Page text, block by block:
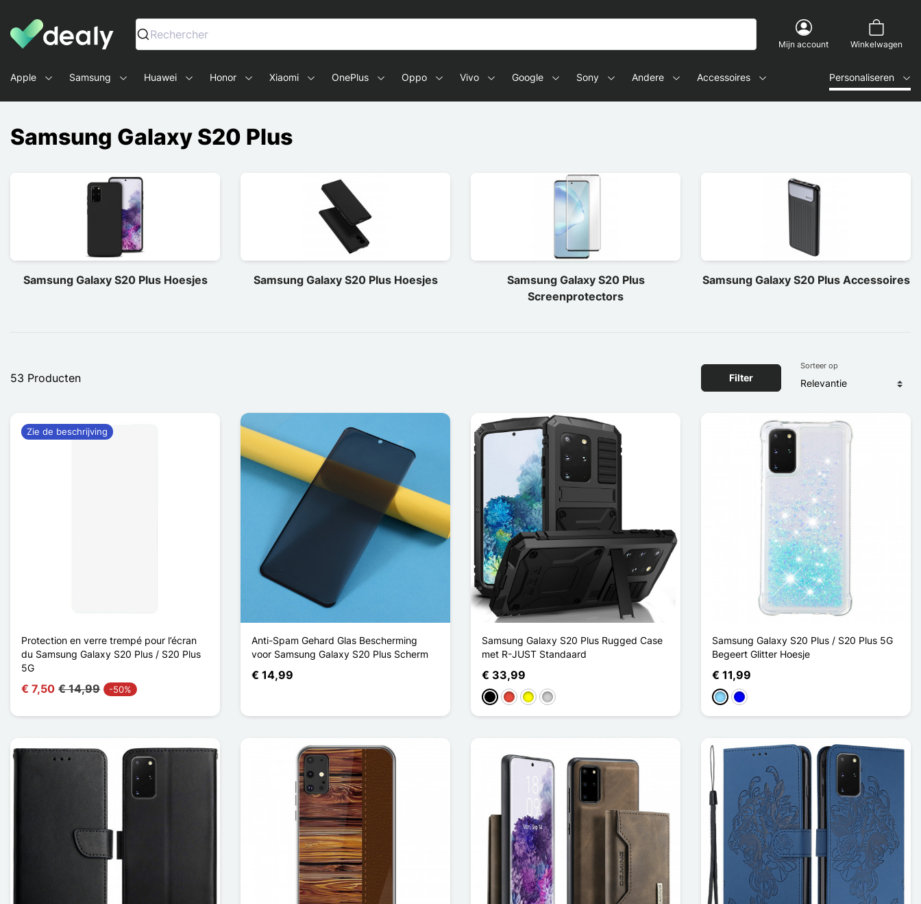
Dealy - Telefoonhoesjes en Accessoires voor smartphones en tablets
Rechercher
Mijn account Winkelwagen
Apple Samsung Huawei Honor Xiaomi OnePlus Oppo Vivo Google Sony Andere Accessoires Personaliseren
Samsung Galaxy S20 Plus
Samsung Galaxy S20 Plus Hoesjes Samsung Galaxy S20 Plus Hoesjes
Samsung Galaxy S20 Plus
Screenprotectors
Samsung Galaxy S20 Plus Accessoires
53 Producten Filter
Sorteer op
Protection en verre trempé pour l’écran
du Samsung Galaxy S20 Plus / S20 Plus
5G
€ 7,50 € 14,99 -50%
Zie de beschrijving
Anti-Spam Gehard Glas Bescherming
voor Samsung Galaxy S20 Plus Scherm
€ 14,99
Samsung Galaxy S20 Plus Rugged Case
met R-JUST Standaard
€ 33,99
ZwartRoodGeelZilver
Samsung Galaxy S20 Plus / S20 Plus 5G
Begeert Glitter Hoesje
€ 11,99
Licht Blauw
Blauw